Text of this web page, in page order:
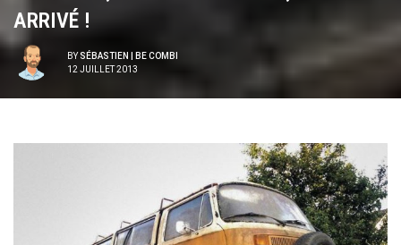
ARRIVÉ !
BYSÉBASTIEN | BE COMBI
12 JUILLET 2013